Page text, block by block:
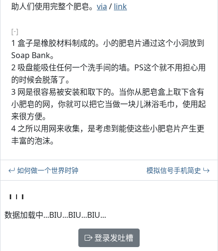
助人们使用完整个肥皂。 via / link
[-]
1 盒子是橡胶材料制成的。小的肥皂片通过这个小洞放到
Soap Bank。
2 吸盘能吸住任何一个洗手间的墙。PS这个就不用担心用
的时候会脱落了。
3 网是很容易被安装和取下的。当你从肥皂盒上取下含有
小肥皂的网，你就可以把它当做一块儿淋浴毛巾，使用起
来很方便。
4 之所以用网来收集，是考虑到能使这些小肥皂片产生更
丰富的泡沫。
如何做一个世界时钟 模拟信号手机简史
数据加载中...BIU...BIU...BIU...
登录发吐槽